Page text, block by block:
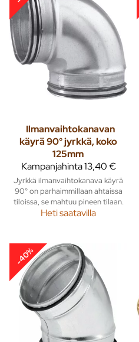
Ilmanvaihtokanavan
käyrä 90° jyrkkä, koko
125mm
Kampanjahinta13,40 €
Jyrkkä ilmanvaihtokanava käyrä
90° on parhaimmillaan ahtaissa
tiloissa, se mahtuu pineen tilaan.
Heti saatavilla
-40%